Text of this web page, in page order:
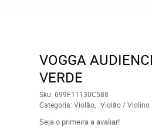
VOGGA
VERDE
Sku: 699F11130C588
Categoria: Violão Violão / Violino
Seja o primeira a avaliar!